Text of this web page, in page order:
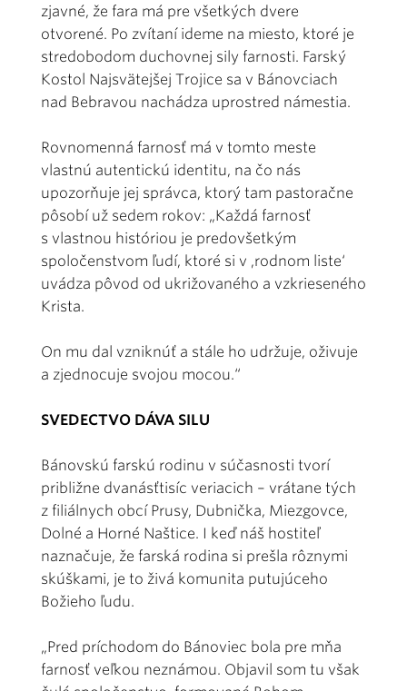
zjavné, že fara má pre všetkých dvere
otvorené. Po zvítaní ideme na miesto, ktoré je
stredobodom duchovnej sily farnosti. Farský
Kostol Najsvätejšej Trojice sa v Bánovciach
nad Bebravou nachádza uprostred námestia.
Rovnomenná farnosť má v tomto meste
vlastnú autentickú identitu, na čo nás
upozorňuje jej správca, ktorý tam pastoračne
pôsobí už sedem rokov: „Každá farnosť
s vlastnou históriou je predovšetkým
spoločenstvom ľudí, ktoré si v ‚rodnom liste‘
uvádza pôvod od ukrižovaného a vzkrieseného
Krista.
On mu dal vzniknúť a stále ho udržuje, oživuje
a zjednocuje svojou mocou.“
SVEDECTVO DÁVA SILU
Bánovskú farskú rodinu v súčasnosti tvorí
približne dvanásťtisíc veriacich – vrátane tých
z filiálnych obcí Prusy, Dubnička, Miezgovce,
Dolné a Horné Naštice. I keď náš hostiteľ
naznačuje, že farská rodina si prešla rôznymi
skúškami, je to živá komunita putujúceho
Božieho ľudu.
„Pred príchodom do Bánoviec bola pre mňa
farnosť veľkou neznámou. Objavil som tu však